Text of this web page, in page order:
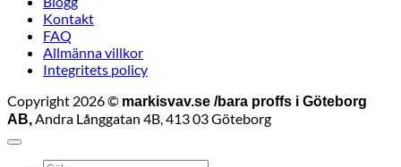
Kontakt
FAQ
Allmänna villkor
Integritets policy
Copyright 2026 © markisvav.se /bara proffs i Göteborg
AB, Andra Långgatan 4B, 413 03 Göteborg